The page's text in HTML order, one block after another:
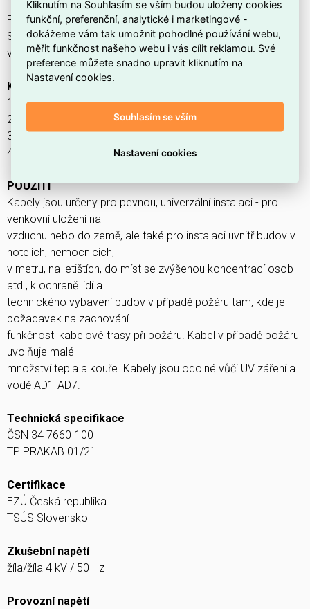
1-CSKH-V180+ P15-R - P60-R, PH120-R, P75090-R, PS15 -
PS60, B2ca s1a d1 a1
SiR/FRNC silový kabel, s funkčností kabelové trasy, pro
venkovní použití i do země
KONSTRUKCE
1. Cu jádro (RE, RM)
2. Izolace (silikonový kaučuk)
3. Obal (extrudovaný FRNC obal)
4. Plášť (FRNC polymer, hnědý, UV odolný, Voděodolný)
POUŽITÍ
Kabely jsou určeny pro pevnou, univerzální instalaci - pro
venkovní uložení na
vzduchu nebo do země, ale také pro instalaci uvnitř budov v
hotelích, nemocnicích,
v metru, na letištích, do míst se zvýšenou koncentrací osob
atd., k ochraně lidí a
technického vybavení budov v případě požáru tam, kde je
požadavek na zachování
funkčnosti kabelové trasy při požáru. Kabel v případě požáru
uvolňuje malé
množství tepla a kouře. Kabely jsou odolné vůči UV záření a
vodě AD1-AD7.
Technická specifikace
ČSN 34 7660-100
TP PRAKAB 01/21
Certifikace
EZÚ Česká republika
TSÚS Slovensko
Zkušební napětí
žíla/žíla 4 kV / 50 Hz
Provozní napětí
Kliknutím na Souhlasím se vším budou uloženy cookies
funkční, preferenční, analytické i marketingové -
dokážeme vám tak umožnit pohodlné používání webu,
měřit funkčnost našeho webu i vás cílit reklamou. Své
preference můžete snadno upravit kliknutím na
Nastavení cookies.
Souhlasím se vším
Nastavení cookies